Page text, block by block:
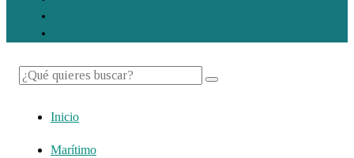
Inicio
Marítimo